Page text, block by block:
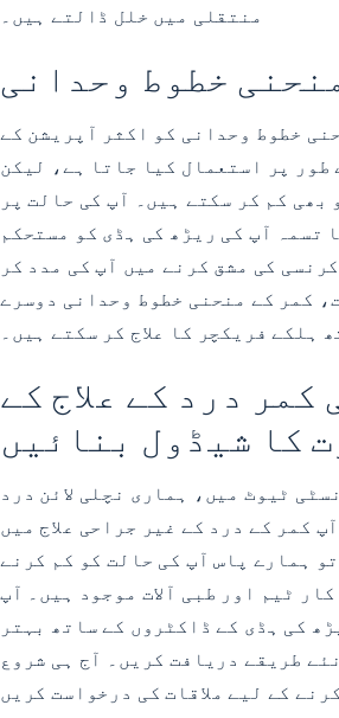
منتقلی میں خلل ڈالتے ہیں۔
خطوط وحدانی
خطوط وحدانی کو اکثر آپریشن کے
طور پر استعمال کیا جاتا ہے، لیکن
بھی کم کر سکتے ہیں۔ آپ کی حالت پر
تسمہ آپ کی ریڑھ کی ہڈی کو مستحکم
کی مشق کرنے میں آپ کی مدد کر
کمر کے منحنی خطوط وحدانی دوسرے
ہلکے فریکچر کا علاج کر سکتے ہیں۔
کمر درد کے علاج کے
کا شیڈول بنائیں
ٹیوٹ میں، ہماری نچلی لائن درد
کمر کے درد کے غیر جراحی علاج میں
ہمارے پاس آپ کی حالت کو کم کرنے
ٹیم اور طبی آلات موجود ہیں۔ آپ
کی ہڈی کے ڈاکٹروں کے ساتھ بہتر
طریقے دریافت کریں۔ آج ہی شروع
کرنے کے لیے ملاقات کی درخواست کریں